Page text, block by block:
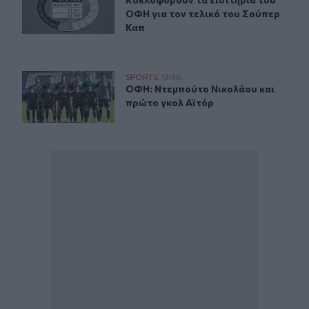
ΟΦΗ για τον τελικό του Σούπερ
Καπ
ΟΦΗ: Ντεμπούτο Νικολάου και πρώτο γκολ Αϊτόρ
SPORTS 13:46
ΟΦΗ: Ντεμπούτο Νικολάου και
ΟΦΗ: Ντεμπούτο Νικολάου και
πρώτο γκολ Αϊτόρ